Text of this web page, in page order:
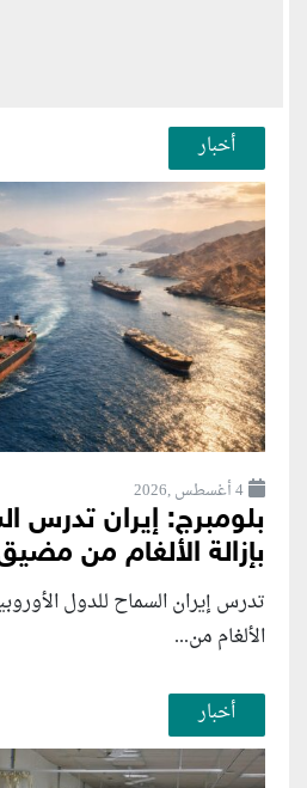
أخبار
4 أغسطس ,2026
بلومبرج: إيران تدرس
بإزالة الألغام من
تدرس إيران السماح للدول
الألغام من...
أخبار